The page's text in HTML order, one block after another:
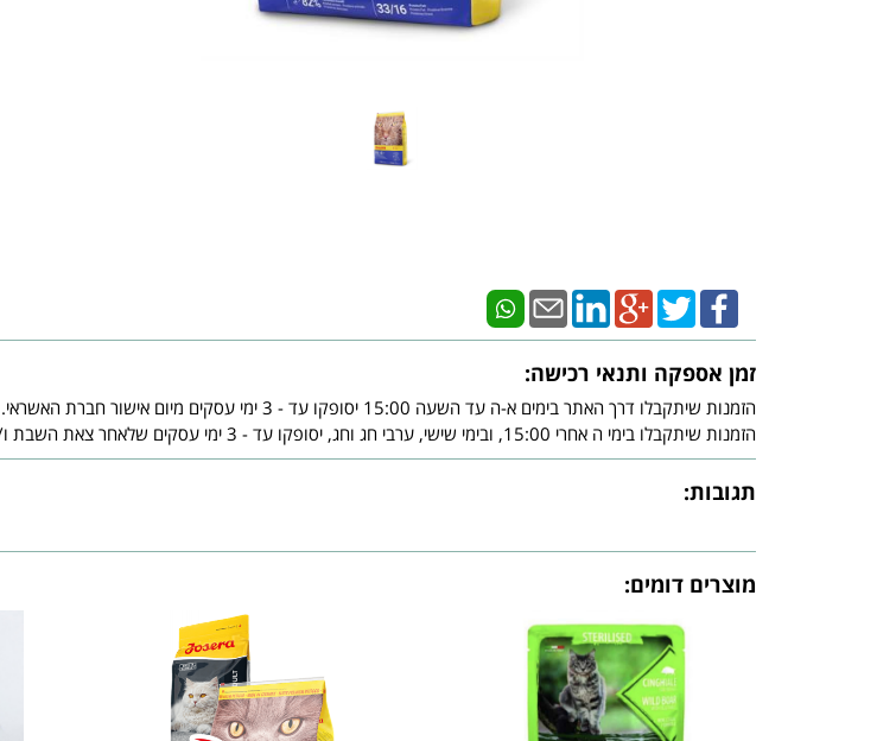
זמן אספקה ותנאי רכישה:
הזמנות שיתקבלו דרך האתר בימים א-ה עד השעה 15:00 יסופקו עד - 3 ימי עסקים מיום אישור חברת האשראי.
הזמנות שיתקבלו בימי ה אחרי 15:00, ובימי שישי, ערבי חג וחג, יסופקו עד - 3 ימי עסקים שלאחר צאת השבת ו/או צאת החג ובכפוף לאישור חברת האשראי.
תגובות:
מוצרים דומים: